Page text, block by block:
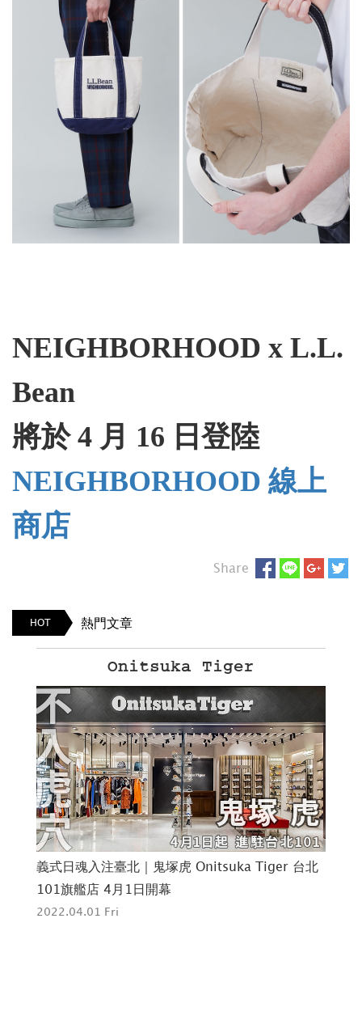
NEIGHBORHOOD x L.L.
Bean
將於 4 月 16 日登陸
NEIGHBORHOOD 線上
商店
Share
HOT 熱門文章
Onitsuka Tiger
義式日魂入注臺北｜鬼塚虎 Onitsuka Tiger 台北
101旗艦店 4月1日開幕
2022.04.01 Fri